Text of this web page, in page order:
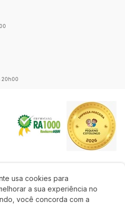
usa cookies para
a sua experiência no
você concorda com a
20h00